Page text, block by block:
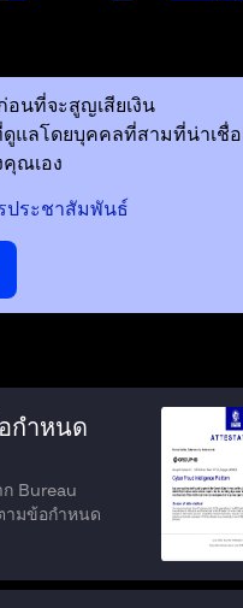
อนที่จะสูญเสียเงิน
ดูแลโดยบุคคลที่สามที่น่าเชื่
คุณเอง
ประชาสัมพันธ์
กำหนด
ก Bureau
ามข้อกำหนด